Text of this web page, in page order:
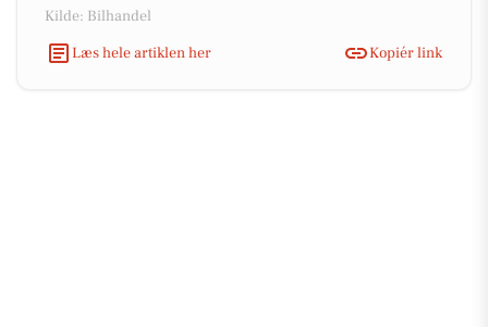
Kilde: Bilhandel
Læs hele artiklen her
Kopiér link